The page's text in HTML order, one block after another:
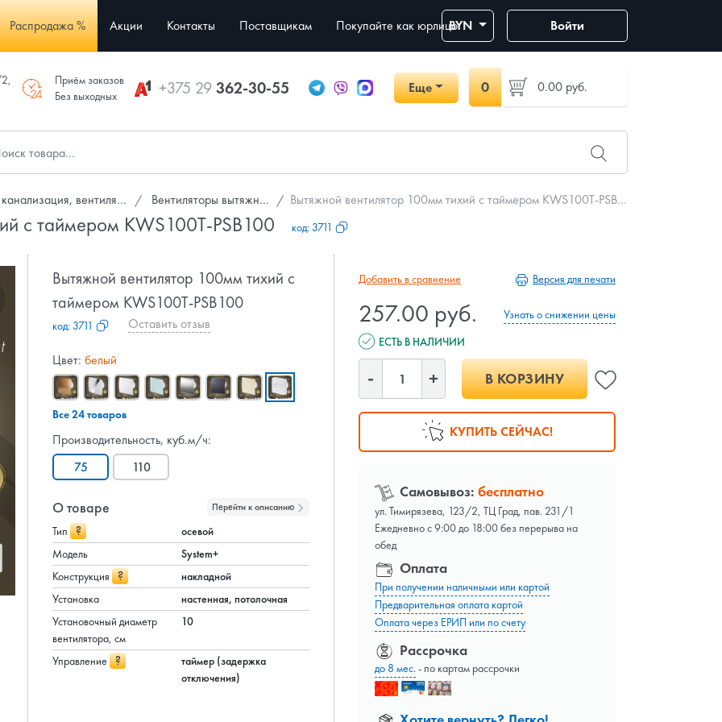
Распродажа % Акции Контакты Поставщикам Покупайте как юрлицоBYN Войти
Приём заказов
Без выходных
+375 29362-30-55 Еще 0 0.00 руб.
вентиляция Вентиляторы вытяжные Вытяжной вентилятор 100мм тихий с таймером KWS100T-PSB100
с таймером KWS100T-PSB100 код: 3711
Вытяжной вентилятор 100мм тихий с
таймером KWS100T-PSB100
код: 3711 Оставить отзыв
Цвет: белый
Все 24 товаров
Производительность, куб.м/ч:
75
110
О товаре Перейти к описанию
Тип ?
осевой
Модель
System+
Конструкция ?
накладной
Установка
настенная, потолочная
Установочный диаметр
вентилятора, см
10
Управление ?
таймер (задержка
отключения)
Добавить в сравнение Версия для печати
257.00 руб.
Узнать о снижении цены
ЕСТЬ В НАЛИЧИИ
В КОРЗИНУ
КУПИТЬ СЕЙЧАС!
Самовывоз: бесплатно
ул. Тимирязева, 123/2, ТЦ Град, пав. 231/1
Ежедневно с 9:00 до 18:00 без перерыва на
обед
Оплата
При получении наличными или картой
Предварительная оплата картой
Оплата через ЕРИП или по счету
Рассрочка
до 8 мес.- по картам рассрочки